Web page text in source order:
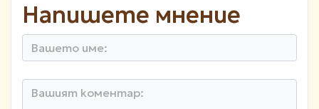
Напишете мнение